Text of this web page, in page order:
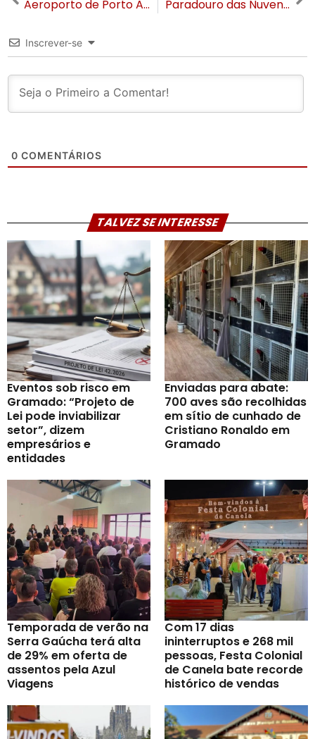
Aeroporto de Porto Alegre pode reabrir somente em dezembro Paradouro das Nuvens abre ao público e tem entrada gratuita no mês de Junho
Inscrever-se
0 COMENTÁRIOS
TALVEZ SE INTERESSE
Eventos sob risco em
Gramado: “Projeto de
Lei pode inviabilizar
setor”, dizem
empresários e
entidades
Enviadas para abate:
700 aves são recolhidas
em sítio de cunhado de
Cristiano Ronaldo em
Gramado
Temporada de verão na
Serra Gaúcha terá alta
de 29% em oferta de
assentos pela Azul
Viagens
Com 17 dias
ininterruptos e 268 mil
pessoas, Festa Colonial
de Canela bate recorde
histórico de vendas